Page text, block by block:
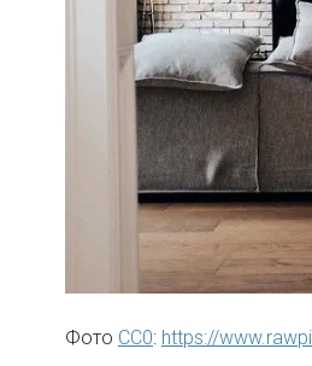
Фото CC0: https://